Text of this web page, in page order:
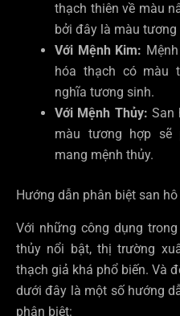
thạch thiên về màu
bởi đây là màu tương
Với Mệnh Kim:
hóa thạch có màu
nghĩa tương sinh.
Với Mệnh Thủy: San
màu tương hợp sẽ
mang mệnh thủy.
Hướng dẫn phân biệt san
Với những công dụng
thủy nổi bật, thị trường
thạch giả khá phổ biến. Và
dưới đây là một số hướng
phân biệt: